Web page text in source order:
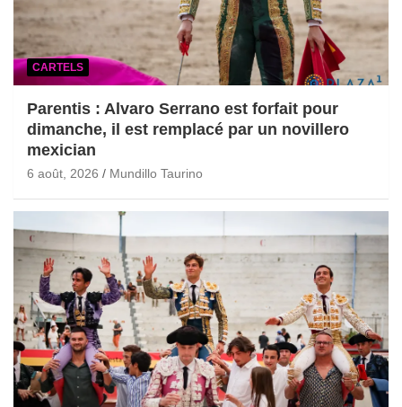
CARTELS
Parentis : Alvaro Serrano est forfait pour
dimanche, il est remplacé par un novillero
mexician
6 août, 2026 Mundillo Taurino